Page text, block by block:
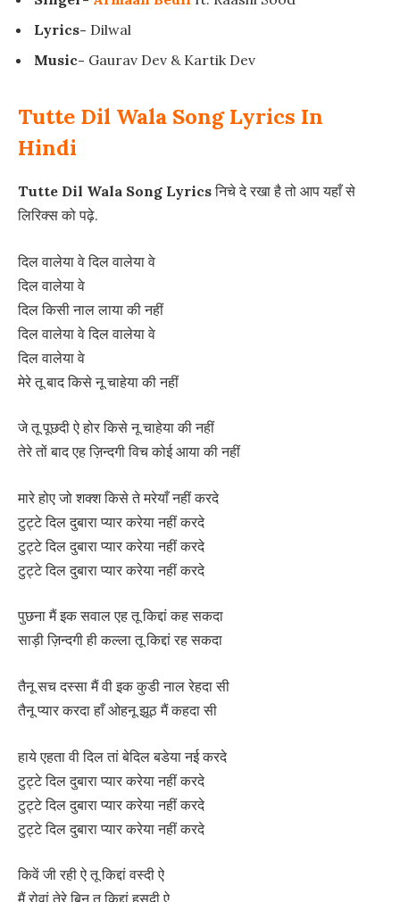
Lyrics- Dilwal
Music- Gaurav Dev & Kartik Dev
Tutte Dil Wala Song Lyrics In
Hindi
Tutte Dil Wala Song Lyricsनिचे दे रखा है तो आप यहाँ से
लिरिक्स को पढ़े.
दिल वालेया वे दिल वालेया वे
दिल वालेया वे
दिल किसी नाल लाया की नहीं
दिल वालेया वे दिल वालेया वे
दिल वालेया वे
मेरे तू बाद किसे नू चाहेया की नहीं
जे तू पूछदी ऐ होर किसे नू चाहेया की नहीं
तेरे तों बाद एह ज़िन्दगी विच कोई आया की नहीं
मारे होए जो शक्श किसे ते मरेयाँ नहीं करदे
टुट्टे दिल दुबारा प्यार करेया नहीं करदे
टुट्टे दिल दुबारा प्यार करेया नहीं करदे
टुट्टे दिल दुबारा प्यार करेया नहीं करदे
पुछना मैं इक सवाल एह तू किद्दां कह सकदा
साड़ी ज़िन्दगी ही कल्ला तू किद्दां रह सकदा
तैनू सच दस्सा मैं वी इक कुडी नाल रेहदा सी
तैनू प्यार करदा हाँ ओहनू झूठ मैं कहदा सी
हाये एहता वी दिल तां बेदिल बडेया नई करदे
टुट्टे दिल दुबारा प्यार करेया नहीं करदे
टुट्टे दिल दुबारा प्यार करेया नहीं करदे
टुट्टे दिल दुबारा प्यार करेया नहीं करदे
किवें जी रही ऐ तू किद्दां वस्दी ऐ